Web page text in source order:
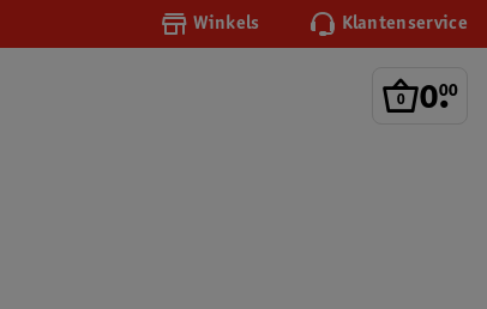
Winkels Klantenservice
0.
00